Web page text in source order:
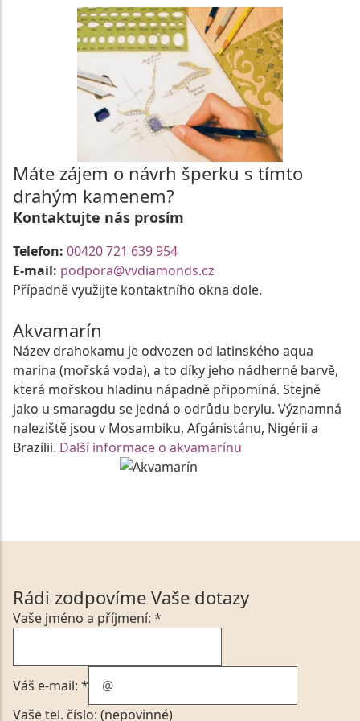
Máte zájem o návrh šperku s tímto
drahým kamenem?
Kontaktujte nás prosím
Telefon: 00420 721 639 954
E-mail: podpora@vvdiamonds.cz
Případně využijte kontaktního okna dole.
Akvamarín
Název drahokamu je odvozen od latinského aqua
marina (mořská voda), a to díky jeho nádherné barvě,
která mořskou hladinu nápadně připomíná. Stejně
jako u smaragdu se jedná o odrůdu berylu. Významná
naleziště jsou v Mosambiku, Afgánistánu, Nigérii a
Brazílii. Další informace o akvamarínu
Rádi zodpovíme Vaše dotazy
Vaše jméno a příjmení: *
Váš e-mail: *
Vaše tel. číslo: (nepovinné)